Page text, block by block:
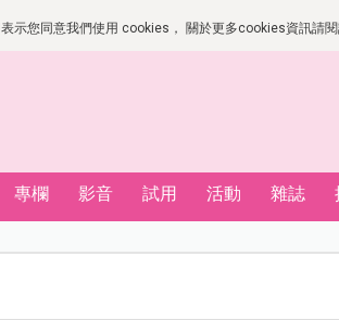
示您同意我們使用 cookies， 關於更多cookies資訊請
專欄 影音 試用 活動 雜誌